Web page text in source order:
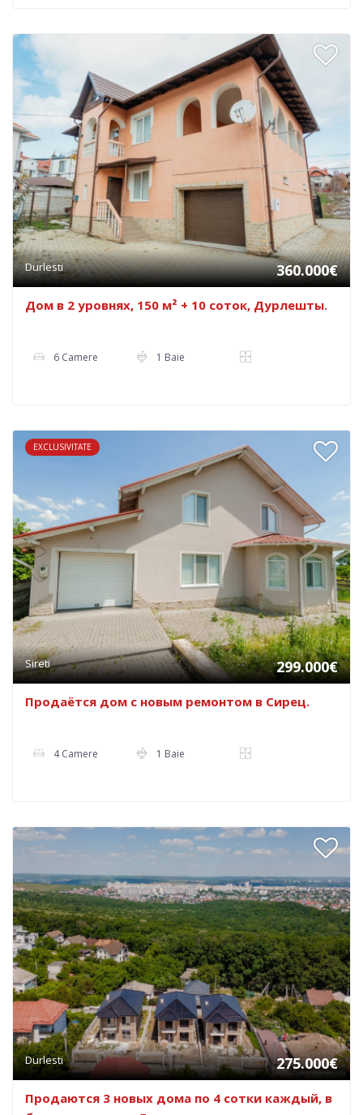
Durlesti 360.000€
Дом в 2 уровнях, 150 м² + 10 соток, Дурлешты.
6 Camere 1 Baie
EXCLUSIVITATE
Sireti 299.000€
Продаётся дом с новым ремонтом в Сирец.
4 Camere 1 Baie
Durlesti 275.000€
Продаются 3 новых дома по 4 сотки каждый, в